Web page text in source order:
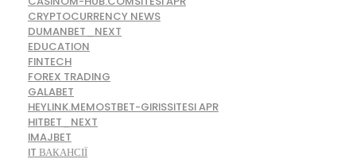
CRYPTOCURRENCY NEWS
DUMANBET_NEXT
EDUCATION
FINTECH
FOREX TRADING
GALABET
HEYLINK.MEMOSTBET-GIRISSITESI APR
HITBET_NEXT
IMAJBET
IT ВАКАНСІЇ